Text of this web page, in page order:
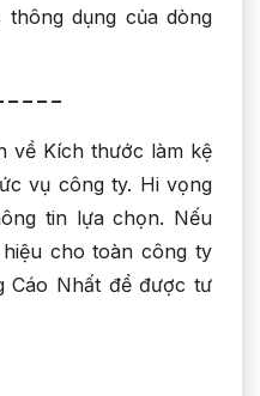
dụng của dòng
– – – –
về Kích thước làm kệ
vụ công ty. Hi vọng
tin lựa chọn. Nếu
cho toàn công ty
Cáo Nhất để được tư